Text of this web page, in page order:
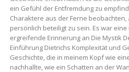
ein Gefühl der Entfremdung zu
Charaktere aus der Ferne
persönlich beteiligt zu sein. Es war
ergreifende Erinnerung an Die Mystik
Einführung Dietrichs Komplexität und
Geschichte, die in meinem Kopf wie
nachhallte, wie ein Schatten an der